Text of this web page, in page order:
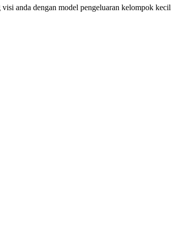
anda dengan model pengeluaran kelompok kecil